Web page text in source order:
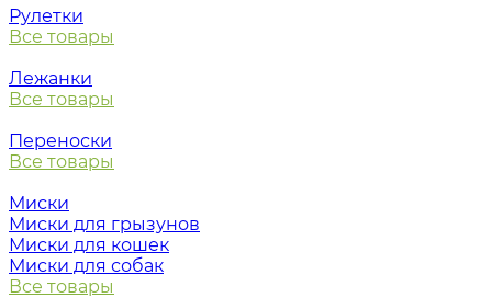
Рулетки
Все товары
Лежанки
Все товары
Переноски
Все товары
Миски
Миски для грызунов
Миски для кошек
Миски для собак
Все товары